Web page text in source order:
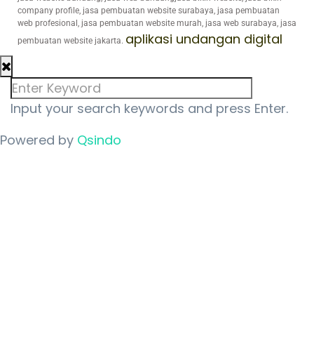
company profile, jasa pembuatan website surabaya, jasa pembuatan
web profesional, jasa pembuatan website murah, jasa web surabaya, jasa
pembuatan website jakarta. aplikasi undangan digital
Input your search keywords and press Enter.
Powered by Qsindo